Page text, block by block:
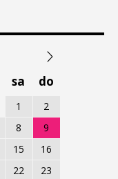
sa do
1
2
8
9
15
16
22
23